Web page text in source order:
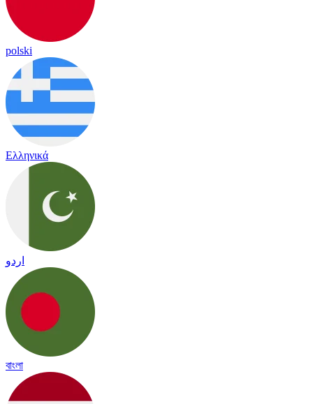
polski
Ελληνικά
اردو
বাংলা